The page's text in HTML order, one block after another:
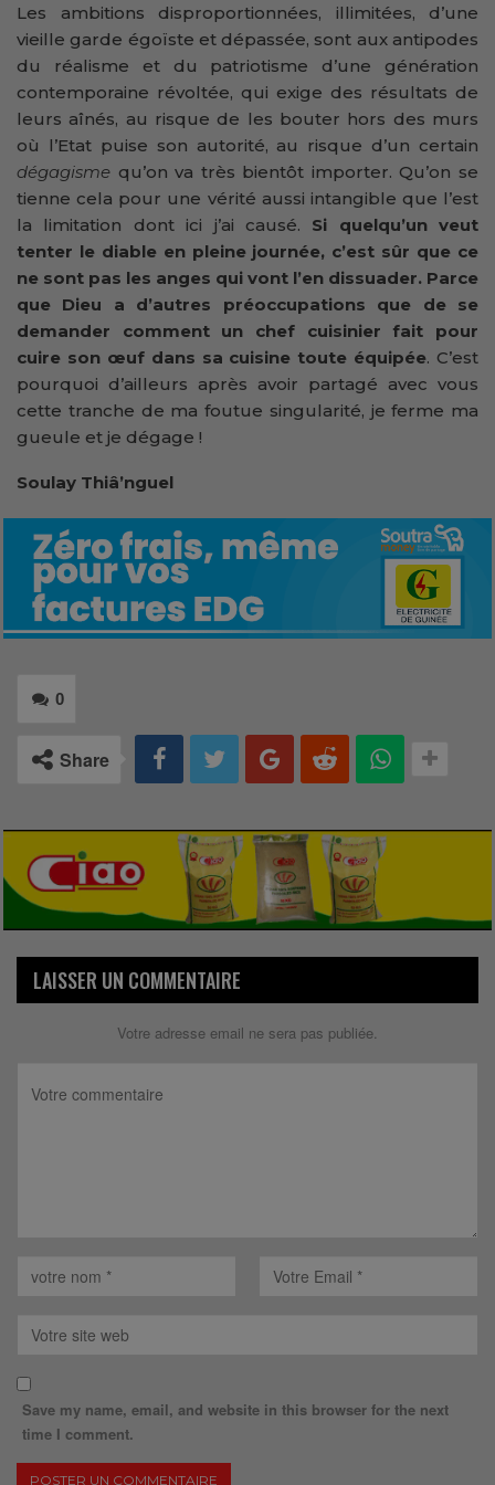
Les ambitions disproportionnées, illimitées, d’une
vieille garde égoïste et dépassée, sont aux antipodes
du réalisme et du patriotisme d’une génération
contemporaine révoltée, qui exige des résultats de
leurs aînés, au risque de les bouter hors des murs
où l’Etat puise son autorité, au risque d’un certain
dégagisme qu’on va très bientôt importer. Qu’on se
tienne cela pour une vérité aussi intangible que l’est
la limitation dont ici j’ai causé. Si quelqu’un veut
tenter le diable en pleine journée, c’est sûr que ce
ne sont pas les anges qui vont l’en dissuader. Parce
que Dieu a d’autres préoccupations que de se
demander comment un chef cuisinier fait pour
cuire son œuf dans sa cuisine toute équipée. C’est
pourquoi d’ailleurs après avoir partagé avec vous
cette tranche de ma foutue singularité, je ferme ma
gueule et je dégage !
Soulay Thiâ’nguel
0
Share
LAISSER UN COMMENTAIRE
Votre adresse email ne sera pas publiée.
Save my name, email, and website in this browser for the next
time I comment.